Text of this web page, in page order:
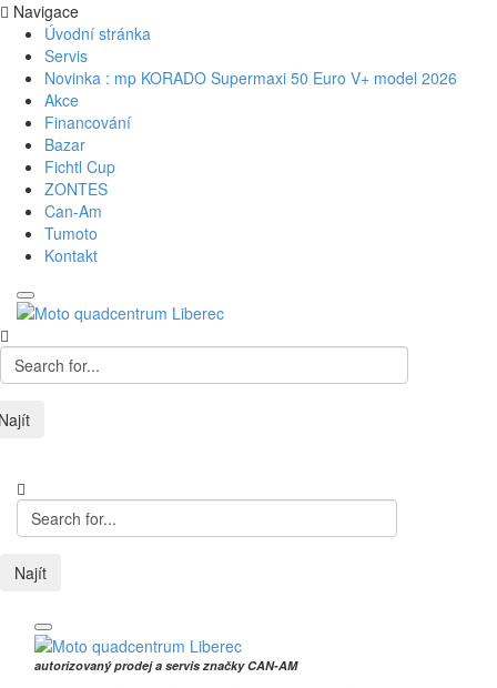
Navigace
Úvodní stránka
Servis
Novinka : mp KORADO Supermaxi 50 Euro V+ model 2026
Akce
Financování
Bazar
Fichtl Cup
ZONTES
Can-Am
Tumoto
Kontakt
Najít
autorizovaný prodej a servis značky CAN-AM